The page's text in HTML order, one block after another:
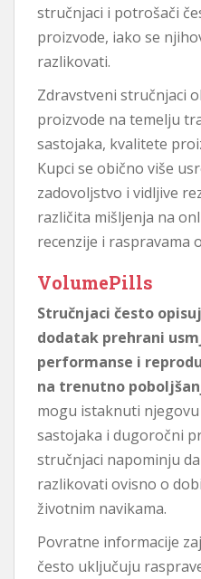
stručnjaci i potrošači
proizvode, iako se
razlikovati.
Zdravstveni stručnjaci
proizvode na temelju
sastojaka, kvalitete
Kupci se obično više
zadovoljstvo i vidljive
različita mišljenja na
recenzije i raspravama
VolumePills
Stručnjaci često
dodatak prehrani
performanse i
na trenutno
mogu istaknuti
sastojaka i dugoročni
stručnjaci napominju
razlikovati ovisno o
životnim navikama.
Povratne informacije
često uključuju